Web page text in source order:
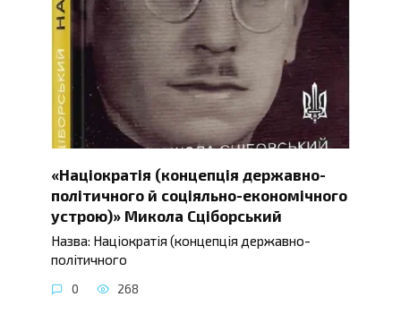
«Націократія (концепція державно-
політичного й соціяльно-економічного
устрою)» Микола Сціборський
Назва: Націократія (концепція державно-
політичного
0 268